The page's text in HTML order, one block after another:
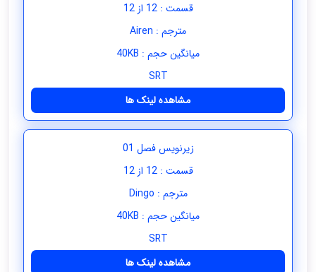
قسمت : 12 از 12
مترجم : Airen
میانگین حجم : 40KB
SRT
مشاهده لینک ها
زیرنویس فصل 01
قسمت : 12 از 12
مترجم : Dingo
میانگین حجم : 40KB
SRT
مشاهده لینک ها